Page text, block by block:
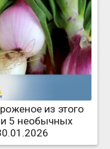
из этого
5 необычных